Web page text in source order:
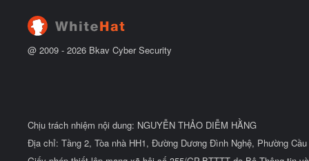
@ 2009 - 2026 Bkav Cyber Security
Chịu trách nhiệm nội dung: NGUYỄN THẢO DIỄM HẰNG
Địa chỉ: Tầng 2, Tòa nhà HH1, Đường Dương Đình Nghệ, Phường